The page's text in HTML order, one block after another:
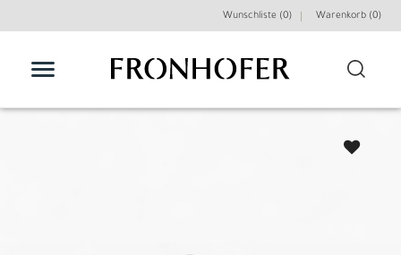
Wunschliste (0) Warenkorb (0)